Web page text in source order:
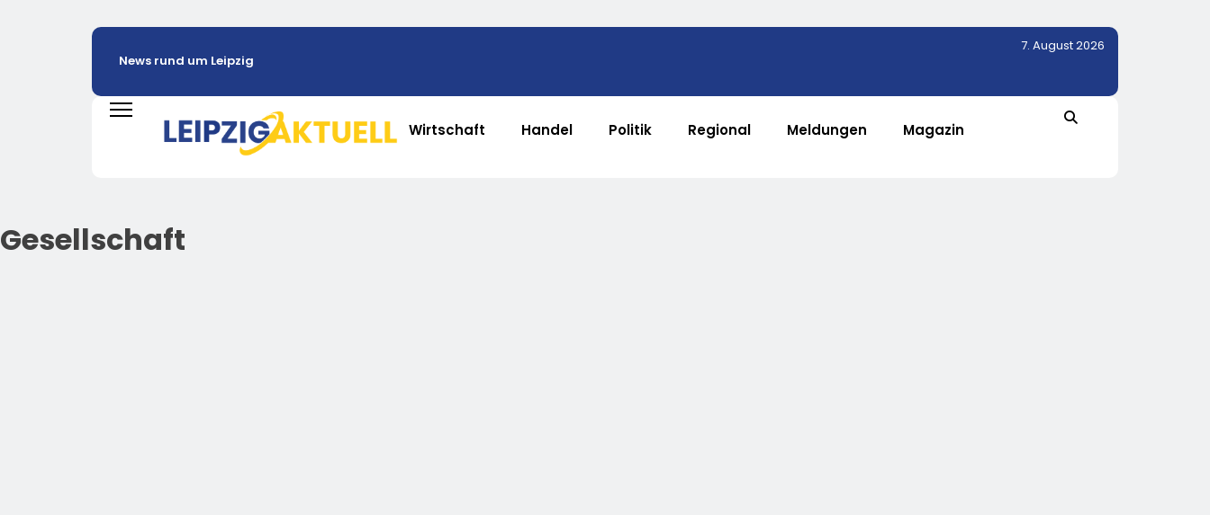
News rund um Leipzig
7. August 2026
Wirtschaft Handel Politik Regional Meldungen Magazin
Gesellschaft